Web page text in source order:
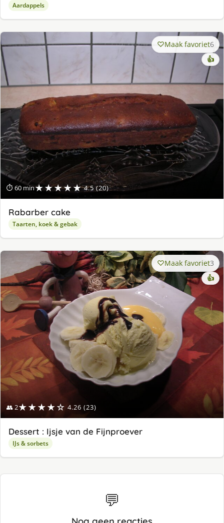
Aardappels
⏱ 60 min★★★★★ 4.5 (20)
Maak favoriet6
👍
Rabarber cake
Taarten, koek & gebak
👥 2★★★★☆ 4.26 (23)
Maak favoriet3
👍
Dessert : Ijsje van de Fijnproever
IJs & sorbets
💬